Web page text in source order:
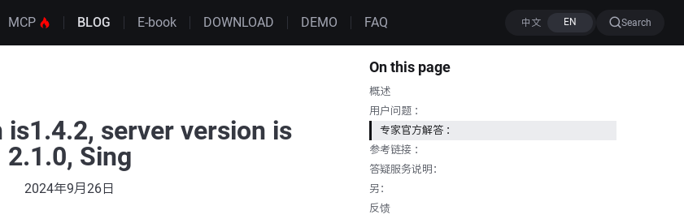
MCP BLOG E-book DOWNLOAD DEMO FAQ Search
server version is
2.1.0, Sing
2024年9月26日
On this page
概述
用户问题 ：
专家官方解答 ：
参考链接 ：
答疑服务说明：
另：
反馈